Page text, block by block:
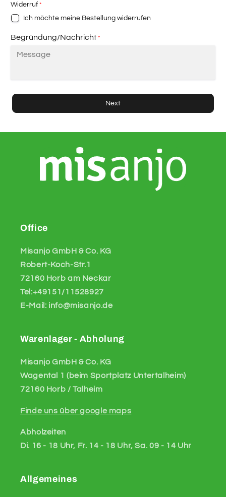
Widerruf*
Ich möchte meine Bestellung widerrufen
Begründung/Nachricht *
Next
Office
Misanjo GmbH & Co. KG
Robert-Koch-Str.1
72160 Horb am Neckar
Tel:+49151/11528927
E-Mail: info@misanjo.de
Warenlager - Abholung
Misanjo GmbH & Co. KG
Wagental 1 (beim Sportplatz Untertalheim)
72160 Horb / Talheim
Finde uns über google maps
Abholzeiten
Di. 16 - 18 Uhr, Fr. 14 - 18 Uhr, Sa. 09 - 14 Uhr
Allgemeines